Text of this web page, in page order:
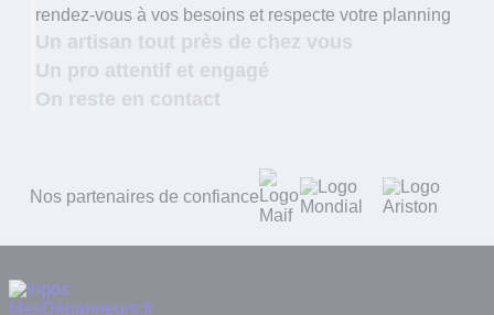
rendez-vous à vos besoins et respecte votre planning
Un artisan tout près de chez vous
Un pro attentif et engagé
On reste en contact
Nos partenaires de confiance